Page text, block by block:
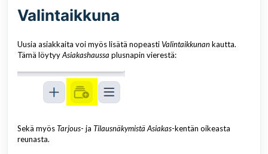
Valintaikkuna
Uusia asiakkaita voi myös lisätä nopeasti Valintaikkunankautta.
Tämä löytyyAsiakashaussa plusnapin vierestä:
Sekä myösTarjous- ja Tilausnäkymistä Asiakas-kentän oikeasta
reunasta.